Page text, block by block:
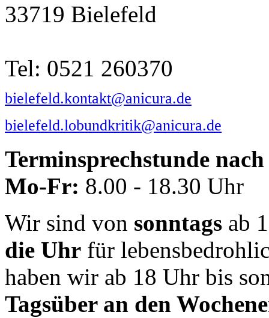
33719 Bielefeld
Tel: 0521 260370
bielefeld.kontakt@anicura.de
bielefeld.lobundkritik@anicura.de
Terminsprechstunde
Mo-Fr: 8.00 - 18.30 Uhr
Wir sind von sonntags ab
die Uhr für
haben wir ab 18 Uhr bis
Tagsüber an den